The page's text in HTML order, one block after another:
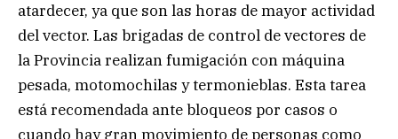
atardecer, ya que son las horas de mayor actividad
del vector. Las brigadas de control de vectores de
la Provincia realizan fumigación con máquina
pesada, motomochilas y termonieblas. Esta tarea
está recomendada ante bloqueos por casos o
cuando hay gran movimiento de personas como